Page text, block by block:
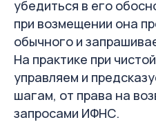
убедиться в его
при возмещении она
обычного и
На практике при
управляем и
шагам, от права на
запросами ИФНС.
Нужно вернуть НДС, но не
собирать документы и
запросы ИФНС самим?
S4 проведут возврат от
первичных документов до